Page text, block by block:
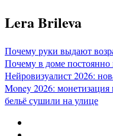
Перейти
к
Lera Brileva
Почему руки выдают
Почему в доме постоянно
Нейровизуалист 2026:
Money 2026:
бельё сушили на улице